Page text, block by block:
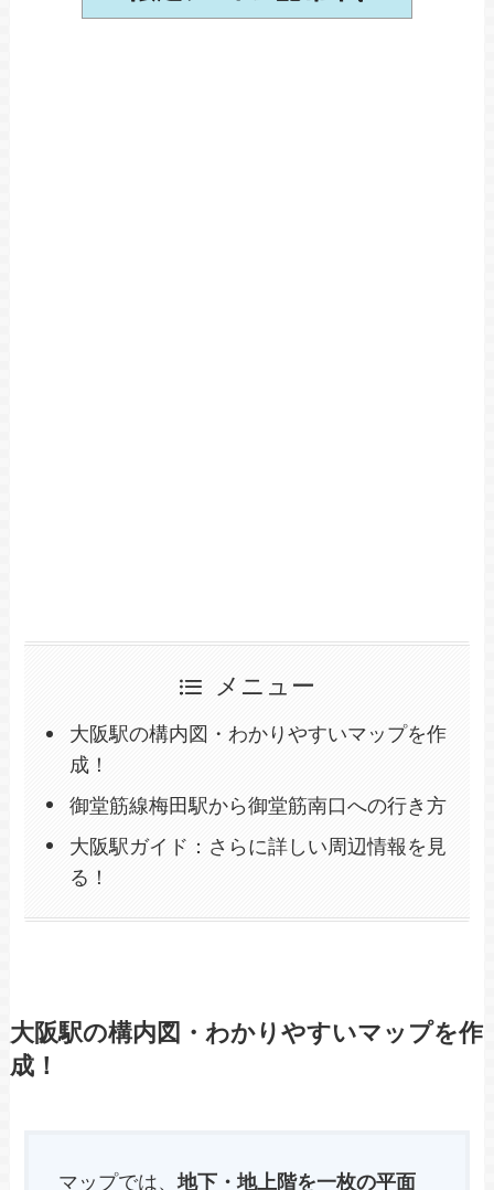
メニュー
大阪駅の構内図・わかりやすいマップを作
成！
御堂筋線梅田駅から御堂筋南口への行き方
大阪駅ガイド：さらに詳しい周辺情報を見
る！
大阪駅の構内図・わかりやすいマップを作
成！
マップでは、地下・地上階を一枚の平面